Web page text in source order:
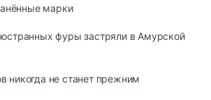
марки
фуры застряли в Амурской
никогда не станет прежним